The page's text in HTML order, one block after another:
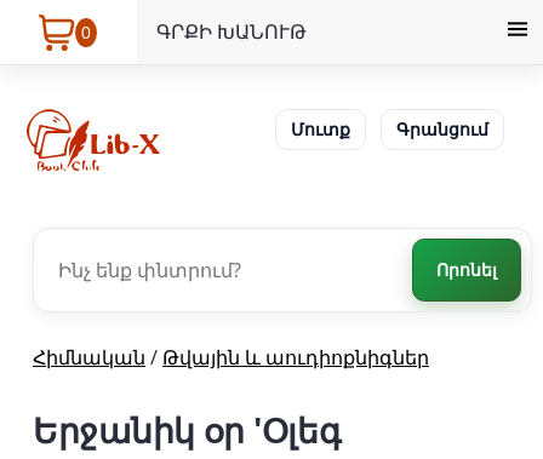
0 ԳՐՔԻ ԽԱՆՈՒԹ
Մուտք Գրանցում
Որոնել
Հիմնական / Թվային և աուդիոքնիգներ
Երջանիկ օր 'Օլեգ